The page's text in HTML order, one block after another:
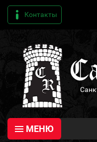
Контакты
МЕНЮ